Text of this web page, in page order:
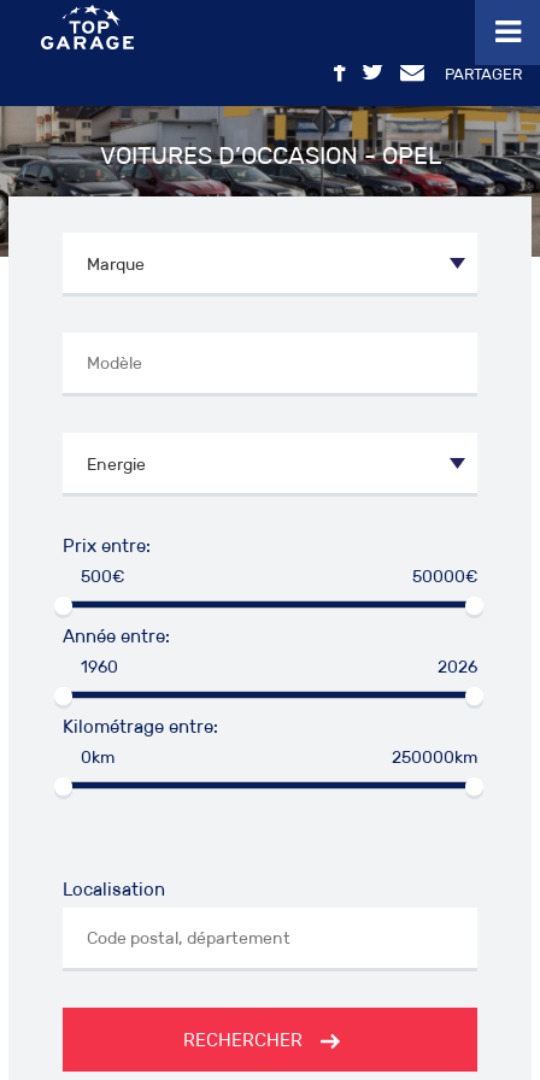
PARTAGER
VOITURES D’OCCASION - OPEL
Prix entre:
500€ 50000€
Année entre:
1960 2026
Kilométrage entre:
0km 250000km
Localisation
RECHERCHER